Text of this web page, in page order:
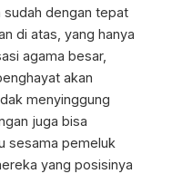
sudah dengan tepat
di atas, yang hanya
agama besar,
akan
menyinggung
juga bisa
sesama pemeluk
yang posisinya